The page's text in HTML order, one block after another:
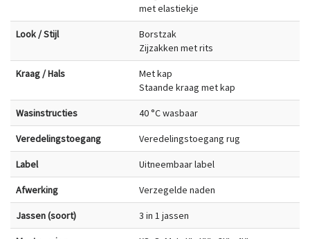
met elastiekje
Look / Stijl
Borstzak
Zijzakken met rits
Kraag / Hals
Met kap
Staande kraag met kap
Wasinstructies 40 °C wasbaar
Veredelingstoegang Veredelingstoegang rug
Label Uitneembaar label
Afwerking Verzegelde naden
Jassen (soort) 3 in 1 jassen